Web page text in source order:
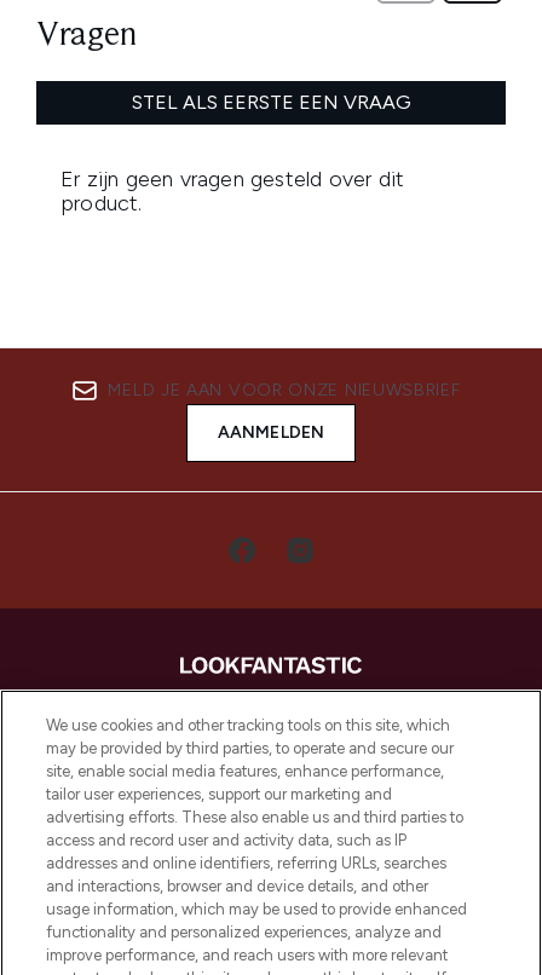
MELD JE AAN VOOR ONZE NIEUWSBRIEF
AANMELDEN
LOOKFANTASTIC is de ultieme online
beautybestemming van Europa, met de
beste huidverzorging, haarproducten en
make-up van meer dan 200 topmerken.
Shop online of via de app, met gratis
verzending vanaf €40.
Cookie-toestemming
Do Not Sell or Share My Personal
Information
We use cookies and other tracking tools on this site, which
may be provided by third parties, to operate and secure our
site, enable social media features, enhance performance,
tailor user experiences, support our marketing and
advertising efforts. These also enable us and third parties to
access and record user and activity data, such as IP
addresses and online identifiers, referring URLs, searches
and interactions, browser and device details, and other
usage information, which may be used to provide enhanced
functionality and personalized experiences, analyze and
improve performance, and reach users with more relevant